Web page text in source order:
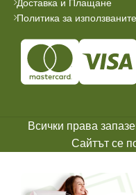
Политика за
Всички права
Сайтът се